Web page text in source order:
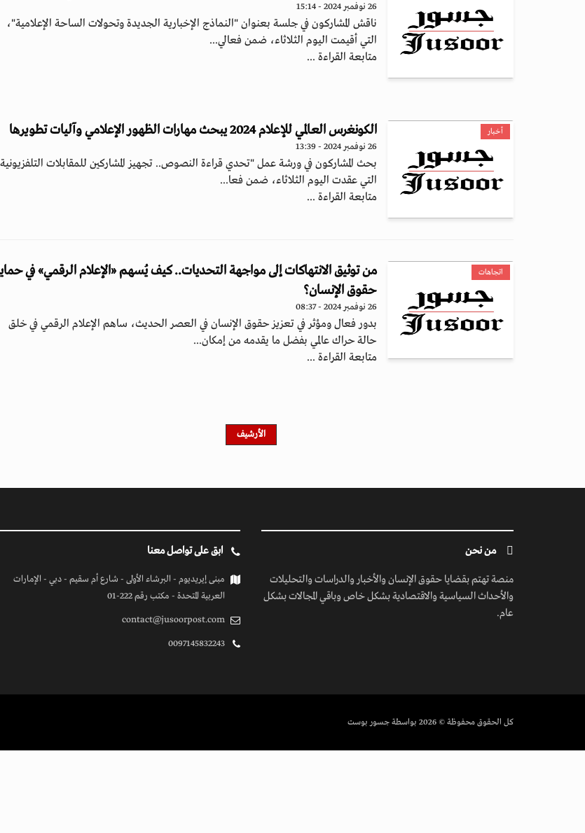
26 نوفمبر 2024 - 15:14
ناقش المشاركون في جلسة بعنوان "النماذج الإخبارية الجديدة وتحولات الساحة الإعلامية"،
التي أقيمت اليوم الثلاثاء، ضمن فعالي...
متابعة القراءة ...
أخبار الكونغرس العالمي للإعلام 2024 يبحث مهارات الظهور الإعلامي وآليات تطويرها
26 نوفمبر 2024 - 13:39
بحث المشاركون في ورشة عمل "تحدي قراءة النصوص.. تجهيز المشاركين للمقابلات
التي عقدت اليوم الثلاثاء، ضمن فعا...
متابعة القراءة ...
اتجاهات
من توثيق الانتهاكات إلى مواجهة التحديات.. كيف يُسهم «الإعلام الرقمي» في
حقوق الإنسان؟
26 نوفمبر 2024 - 08:37
بدور فعال ومؤثر في تعزيز حقوق الإنسان في العصر الحديث، ساهم الإعلام الرقمي في خلق
حالة حراك عالمي بفضل ما يقدمه من إمكان...
متابعة القراءة ...
الأرشيف
من نحن
منصة تهتم بقضايا حقوق الإنسان والأخبار والدراسات والتحليلات
والأحداث السياسية والاقتصادية بشكل خاص وباقي المجالات بشكل
عام.
ابق على تواصل معنا
مبنى إيريديوم - البرشاء الأولى - شارع أم سقيم - دبي - الإمارات
العربية المتحدة - مكتب رقم 222-01
contact@jusoorpost.com
0097145832243
كل الحقوق محفوظة© 2026 بواسطة جسور بوست